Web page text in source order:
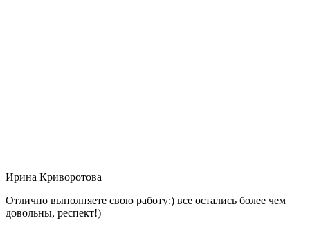
Ирина Криворотова
Отлично выполняете свою работу:) все остались более чем
довольны, респект!)